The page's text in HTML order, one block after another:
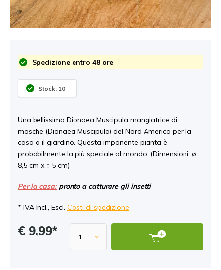
Spedizione entro 48 ore
Stock: 10
Una bellissima Dionaea Muscipula mangiatrice di
mosche (Dionaea Muscipula) del Nord America per la
casa o il giardino. Questa imponente pianta è
probabilmente la più speciale al mondo. (Dimensioni: ø
8,5 cm x ↕ 5 cm)
Per la casa:pronto a catturare gli insetti
* IVA Incl., Escl. Costi di spedizione
€ 9,99*